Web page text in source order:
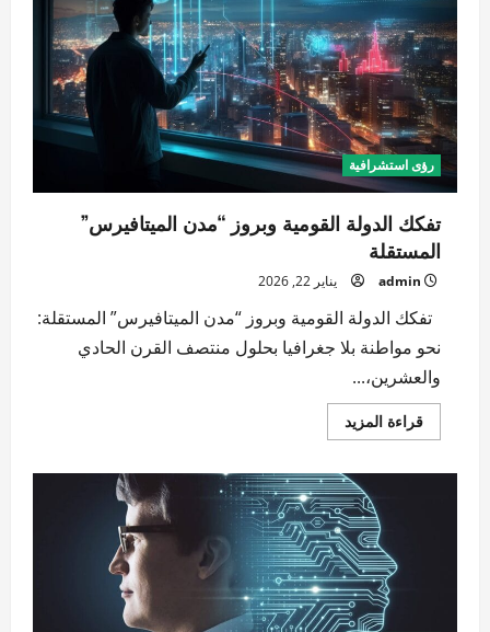
رؤى استشرافية
تفكك الدولة القومية وبروز “مدن الميتافيرس”
المستقلة
admin يناير 22, 2026
تفكك الدولة القومية وبروز “مدن الميتافيرس” المستقلة:
نحو مواطنة بلا جغرافيا بحلول منتصف القرن الحادي
والعشرين،...
قراءة المزيد
المزيد
الدولة
القومية
وبروز
“مدن
الميتافيرس”
المستقلة